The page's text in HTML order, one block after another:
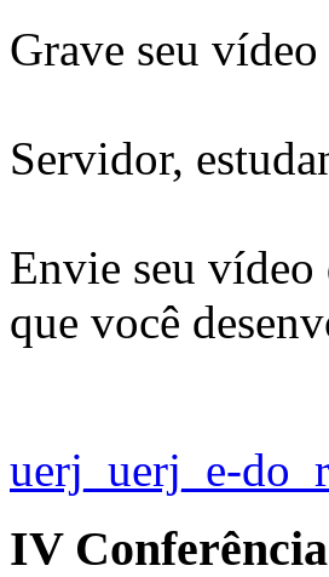
Grave seu
Servidor,
Envie seu vídeo
que você
uerj_uerj_e-
IV